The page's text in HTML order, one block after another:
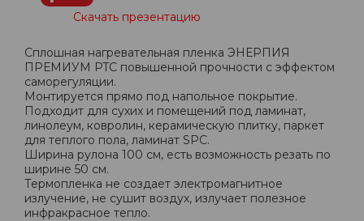
Скачать презентацию
Сплошная нагревательная пленка ЭНЕРПИЯ
ПРЕМИУМ PTC повышенной прочности с эффектом
саморегуляции.
Монтируется прямо под напольное покрытие.
Подходит для сухих и помещений под ламинат,
линолеум, ковролин, керамическую плитку, паркет
для теплого пола, ламинат SPC.
Ширина рулона 100 см, есть возможность резать по
ширине 50 см.
Термопленка не создает электромагнитное
излучение, не сушит воздух, излучает полезное
инфракрасное тепло.